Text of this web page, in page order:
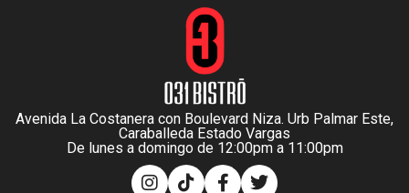
Avenida La Costanera con Boulevard Niza. Urb Palmar Este,
Caraballeda Estado Vargas
De lunes a domingo de 12:00pm a 11:00pm